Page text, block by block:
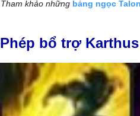
Tham khảo những bảng ngọc Talon
Phép bổ trợ Karthus